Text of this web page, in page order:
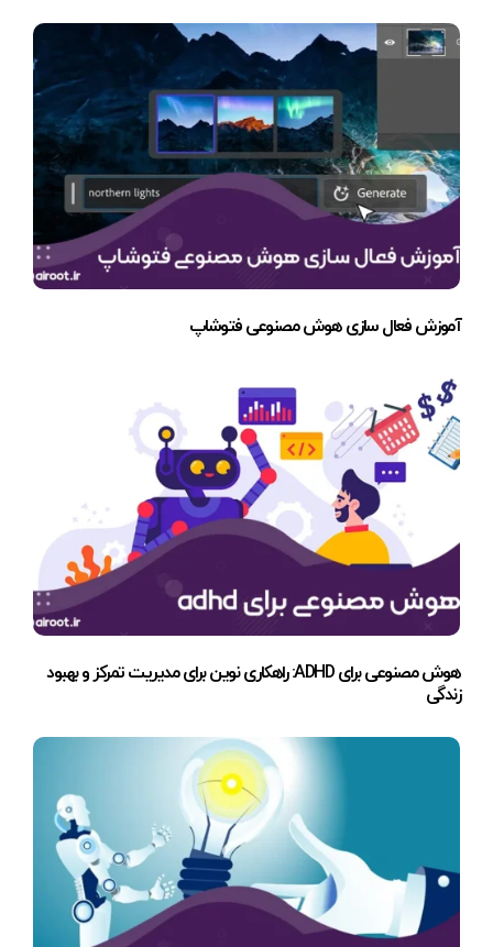
آموزش فعال سازی هوش مصنوعی فتوشاپ
هوش مصنوعی برای ADHD: راهکاری نوین برای مدیریت تمرکز و بهبود
زندگی